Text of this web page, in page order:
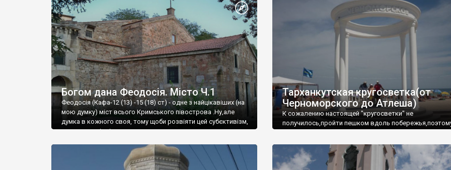
Богом дана Феодосія. Місто Ч.1
Феодосія (Кафа-12 (13) -15 (18) ст) - одне з найцікавіших (на
мою думку) міст всього Кримського півострова .Ну,але
думка в кожного своя, тому щоби розвіяти цей субєктивізм,
запрошую відвідати це
Тарханкутская кругосветка(от
Черноморского до Атлеша)
К сожалению настоящей "кругосветки" не
получилось,пройти пешком вдоль